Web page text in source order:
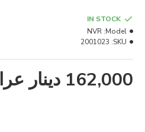
162,000 دينار عراقي
IN STOCK
Model:
NVR
SKU:
2001023